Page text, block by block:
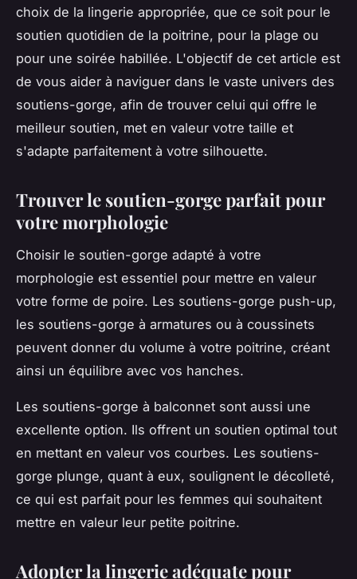
choix de la lingerie appropriée, que ce soit pour le
soutien quotidien de la poitrine, pour la plage ou
pour une soirée habillée. L'objectif de cet article est
de vous aider à naviguer dans le vaste univers des
soutiens-gorge, afin de trouver celui qui offre le
meilleur soutien, met en valeur votre taille et
s'adapte parfaitement à votre silhouette.
Trouver le soutien-gorge parfait pour
votre morphologie
Choisir le soutien-gorge adapté à votre
morphologie est essentiel pour mettre en valeur
votre forme de poire. Les soutiens-gorge push-up,
les soutiens-gorge à armatures ou à coussinets
peuvent donner du volume à votre poitrine, créant
ainsi un équilibre avec vos hanches.
Les soutiens-gorge à balconnet sont aussi une
excellente option. Ils offrent un soutien optimal tout
en mettant en valeur vos courbes. Les soutiens-
gorge plunge, quant à eux, soulignent le décolleté,
ce qui est parfait pour les femmes qui souhaitent
mettre en valeur leur petite poitrine.
Adopter la lingerie adéquate pour